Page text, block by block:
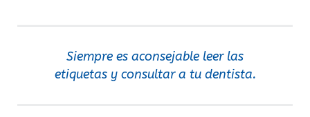
Siempre es aconsejable leer las
etiquetas y consultar a tu dentista.